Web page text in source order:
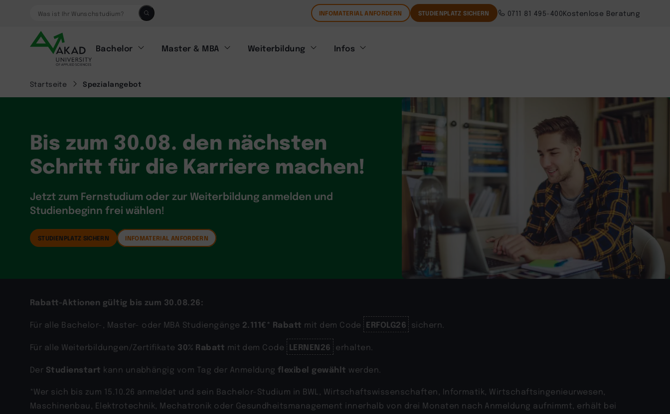
Was ist Ihr Wunschstudium? Kostenlose Beratung
0711 81 495-400
STUDIENPLATZ SICHERN
INFOMATERIAL ANFORDERN
Bachelor Master & MBA Weiterbildung Infos
Startseite Spezialangebot
Bis zum 30.08. den nächsten
Schritt für die Karriere machen!
Jetzt zum Fernstudium oder zur Weiterbildung anmelden und
Studienbeginn frei wählen!
STUDIENPLATZ SICHERN INFOMATERIAL ANFORDERN
Rabatt-Aktionen gültig bis zum 30.08.26:
Für alle Bachelor-, Master- oder MBA Studiengänge 2.111€* Rabatt mit dem Code ERFOLG26 sichern.
Für alle Weiterbildungen/Zertifikate 30% Rabatt mit dem Code LERNEN26 erhalten.
Der Studienstart kann unabhängig vom Tag der Anmeldungflexibel gewählt werden.
*Wer sich bis zum 15.10.26 anmeldet und sein Bachelor-Studium in BWL, Wirtschaftswissenschaften, Informatik, Wirtschaftsingenieurwesen,
Maschinenbau, Elektrotechnik, Mechatronik oder Gesundheitsmanagement innerhalb von drei Monaten nach Anmeldung aufnimmt, erhält bei